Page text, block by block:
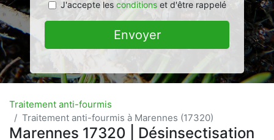
J'accepte les conditionset d'être rappelé
Envoyer
Traitement anti-fourmis
Traitement anti-fourmis à Marennes (17320)
Marennes 17320 | Désinsectisation